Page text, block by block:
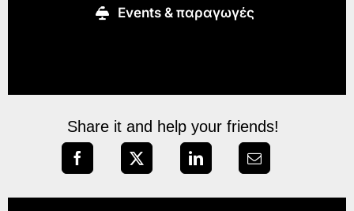
Εvents & παραγωγές
Share it and help your friends!